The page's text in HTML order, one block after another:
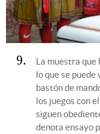
9
La muestra que
lo que se puede
bastón de
los juegos con
siguen
denota ensayo